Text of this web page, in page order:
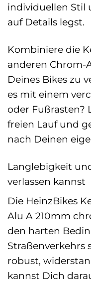
individuellen Stil
auf Details legst.
Kombiniere die
anderen Chrom-
Deines Bikes zu
es mit einem
oder Fußrasten?
freien Lauf und
nach Deinen
Langlebigkeit
verlassen kannst
Die HeinzBikes
Alu A 210mm
den harten
Straßenverkehrs
robust,
kannst Dich